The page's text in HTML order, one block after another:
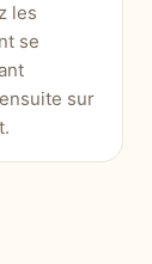
les
se
sur